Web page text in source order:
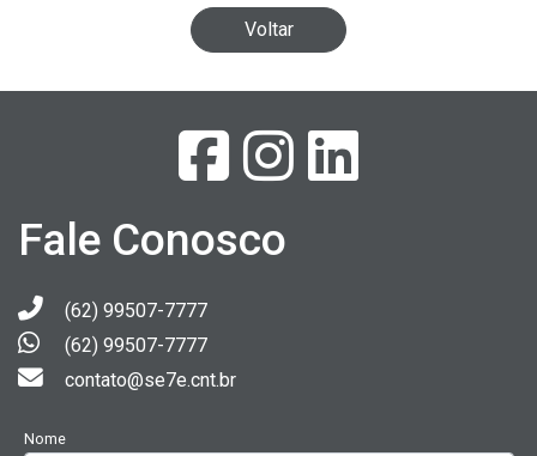
Voltar
Fale Conosco
(62) 99507-7777
(62) 99507-7777
contato@se7e.cnt.br
Nome